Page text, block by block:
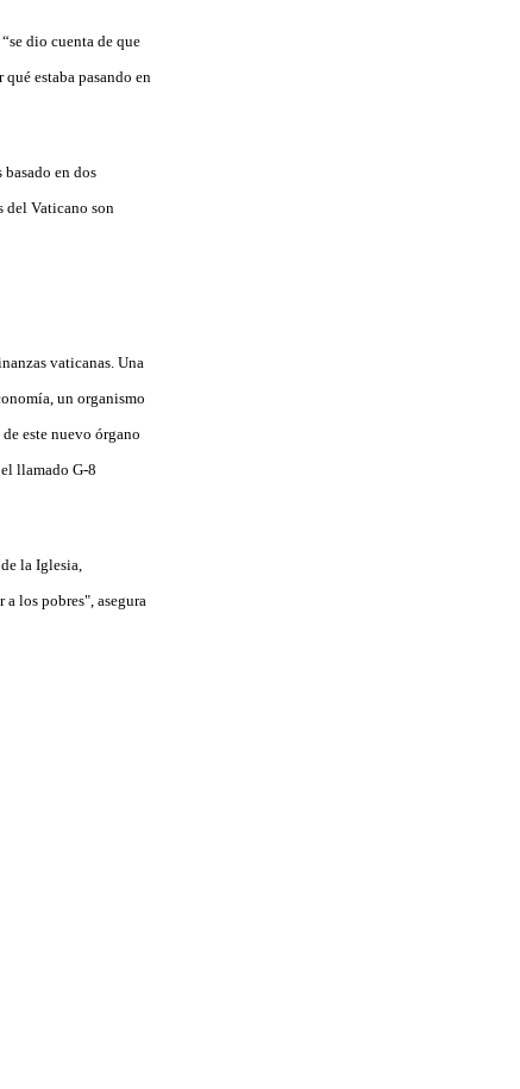
dio cuenta de que
estaba pasando en
en dos
del Vaticano son
vaticanas. Una
un organismo
este nuevo órgano
llamado G-8
la Iglesia,
los pobres", asegura